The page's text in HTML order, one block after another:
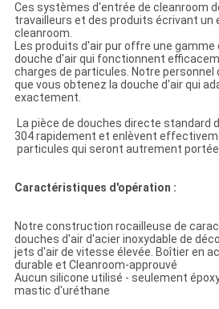
Ces systèmes d'entrée de cleanroom
travailleurs et des produits écrivant un
cleanroom.
Les produits d'air pur offre une
douche d'air qui fonctionnent
charges de particules. Notre
que vous obtenez la douche d'air qui
exactement.
La pièce de douches directe standard
304 rapidement et enlèvent
particules qui seront autrement
Caractéristiques d'opération :
Notre construction rocailleuse de
douches d'air d'acier inoxydable de
jets d'air de vitesse élevée. Boîtier en
durable et Cleanroom-approuvé
Aucun silicone utilisé - seulement
mastic d'uréthane